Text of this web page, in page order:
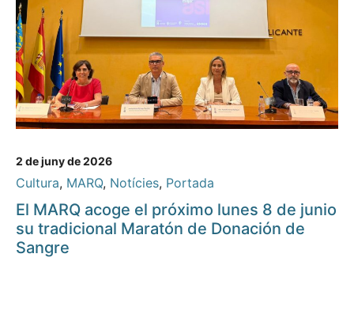
2 de juny de 2026
Cultura, MARQ, Notícies, Portada
El MARQ acoge el próximo lunes 8 de junio
su tradicional Maratón de Donación de
Sangre